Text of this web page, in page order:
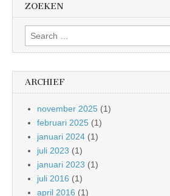
ZOEKEN
Search
for:
ARCHIEF
november 2025 (1)
februari 2025 (1)
januari 2024 (1)
juli 2023 (1)
januari 2023 (1)
juli 2016 (1)
april 2016 (1)